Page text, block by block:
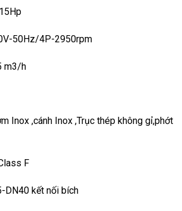
50Hz/4P-2950rpm
m3/h
Inox ,cánh Inox ,Trục thép không gỉ,phớt
F
DN40 kết nối bích